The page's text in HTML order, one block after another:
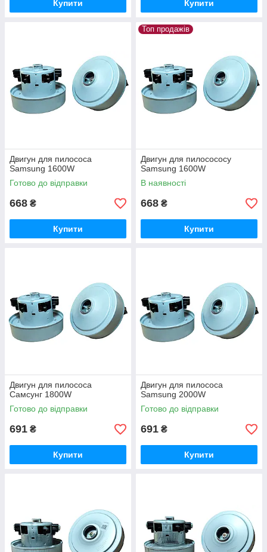
Купити Купити
Двигун для пилососа
Samsung 1600W
Готово до відправки
668 ₴
Купити
Топ продажів
Двигун для пилосососу
Samsung 1600W
В наявності
668 ₴
Купити
Двигун для пилососа
Самсунг 1800W
Готово до відправки
691 ₴
Купити
Двигун для пилососа
Samsung 2000W
Готово до відправки
691 ₴
Купити